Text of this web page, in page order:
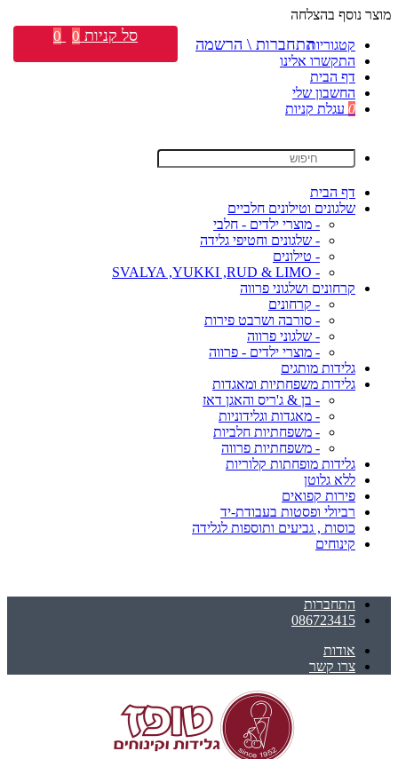
מוצר נוסף בהצלחה
קטגוריות
התקשרו אלינו
דף הבית
החשבון שלי
0 עגלת קניות
דף הבית
שלגונים וטילונים חלביים
- מוצרי ילדים - חלבי
- שלגונים וחטיפי גלידה
- טילונים
- SVALYA ,YUKKI ,RUD & LIMO
קרחונים ושלגוני פרווה
- קרחונים
- סורבה ושרבט פירות
- שלגוני פרווה
- מוצרי ילדים - פרווה
גלידות מותגים
גלידות משפחתיות ומאגדות
- בן & ג'ריס והאגן דאז
- מאגדות וגלידוניות
- משפחתיות חלביות
- משפחתיות פרווה
גלידות מופחתות קלוריות
ללא גלוטן
פירות קפואים
רביולי ופסטות בעבודת-יד
כוסות , גביעים ותוספות לגלידה
קינוחים
התחברות
086723415
אודות
צרו קשר
התחברות \ הרשמה סל קניות 0
0